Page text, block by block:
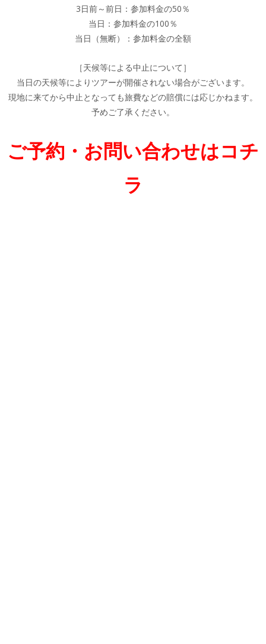
3日前～前日：参加料金の50％
当日：参加料金の100％
当日（無断）：参加料金の全額
［天候等による中止について］
当日の天候等によりツアーが開催されない場合がございます。
現地に来てから中止となっても旅費などの賠償には応じかねます。
予めご了承ください。
ご予約・お問い合わせはコチ
ラ